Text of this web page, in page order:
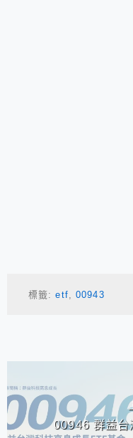
標籤:etf,00943
00946 群益台